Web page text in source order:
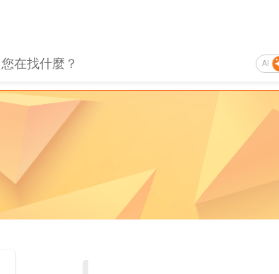
AI